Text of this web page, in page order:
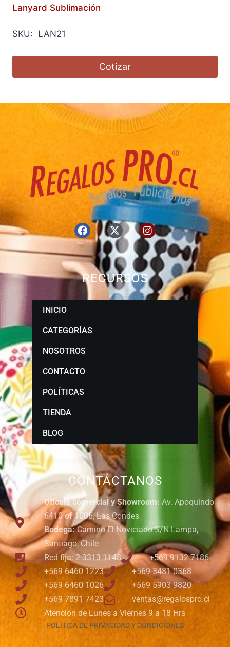
Lanyard Sublimación
SKU: LAN21
Cotizar
CONTÁCTANOS
Oficina comercial y Showroom: Av. Apoquindo
6410 of 1006, Las Condes
Bodega:Camino El Noviciado S/N Lampa,
Santiago, Chile
Red fija: 2 3313 1148
+569 9132 7186
+569 6460 1223
+569 3481 0368
+569 6460 1026
+569 5903 9820
+569 7891 7423
ventas@regalospro.cl
Atención de Lunes a Viernes 9 a 18 Hrs
POLÍTICA DE PRIVACIDAD Y CONDICIONES
RECURSOS
INICIO
CATEGORÍAS
NOSOTROS
CONTACTO
POLÍTICAS
TIENDA
BLOG